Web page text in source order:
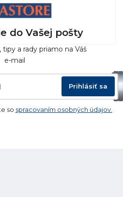
do Vašej pošty
a rady priamo na Váš
e-mail
Prihlásiť sa
so spracovaním osobných údajov.